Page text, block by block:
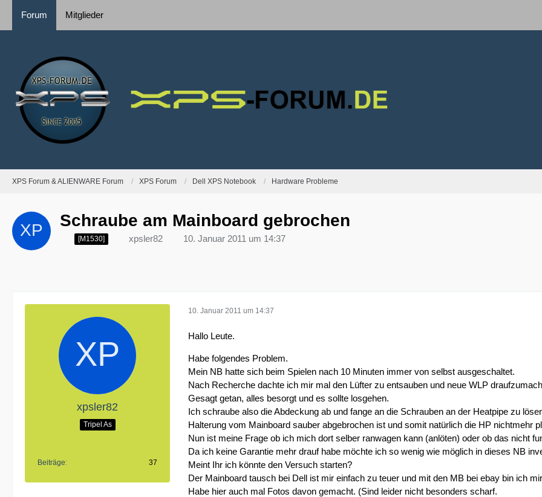
Forum Mitglieder
XPS Forum & ALIENWARE Forum XPS Forum Dell XPS Notebook Hardware Probleme
Schraube am Mainboard gebrochen
[M1530] xpsler82 10. Januar 2011 um 14:37
xpsler82
Tripel As
Beiträge 37
10. Januar 2011 um 14:37
Hallo Leute.
Habe folgendes Problem.
Mein NB hatte sich beim Spielen nach 10 Minuten immer von selbst ausgeschaltet.
Nach Recherche dachte ich mir mal den Lüfter zu entsauben und neue WLP
Gesagt getan, alles besorgt und es sollte losgehen.
Ich schraube also die Abdeckung ab und fange an die Schrauben an der Heatpipe zu
Halterung vom Mainboard sauber abgebrochen ist und somit natürlich die HP nichtmehr
Nun ist meine Frage ob ich mich dort selber ranwagen kann (anlöten) oder ob das nicht
Da ich keine Garantie mehr drauf habe möchte ich so wenig wie möglich in dieses NB
Meint Ihr ich könnte den Versuch starten?
Der Mainboard tausch bei Dell ist mir einfach zu teuer und mit den MB bei ebay bin ich
Habe hier auch mal Fotos davon gemacht. (Sind leider nicht besonders scharf.